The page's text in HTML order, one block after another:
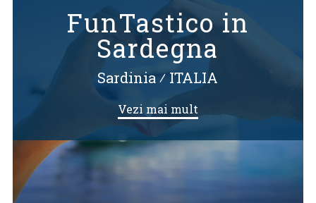
FunTastico in
Sardegna
Sardinia⁄ ITALIA
Vezi mai mult